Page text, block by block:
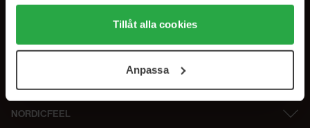
Genom att trycka på "Tillåt alla cookies" accepterar du
alla cookies, medan du under "Detaljer" kan anpassa
användningen av cookies. Du kan när som helst återkalla
samt vår Integritetspolicy.
Tillåt alla cookies
Anpassa
NORDICFEEL